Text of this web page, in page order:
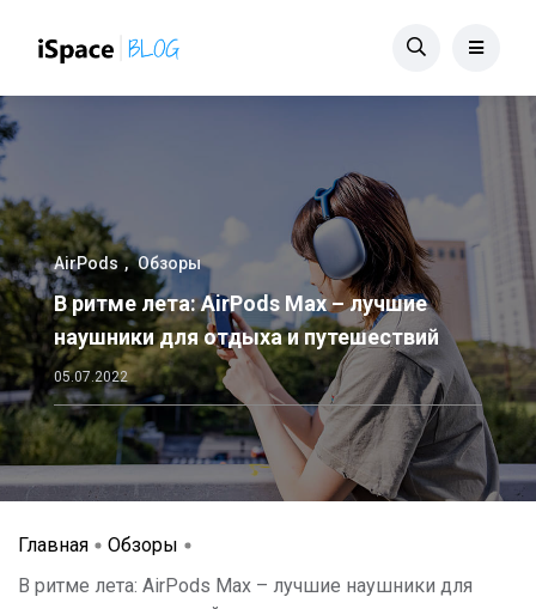
AirPods Обзоры
В ритме лета: AirPods Max – лучшие
наушники для отдыха и путешествий
05.07.2022
Главная
Обзоры
В ритме лета: AirPods Max – лучшие наушники для